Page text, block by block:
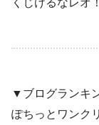
▼ブログランキ
ぽちっとワンク